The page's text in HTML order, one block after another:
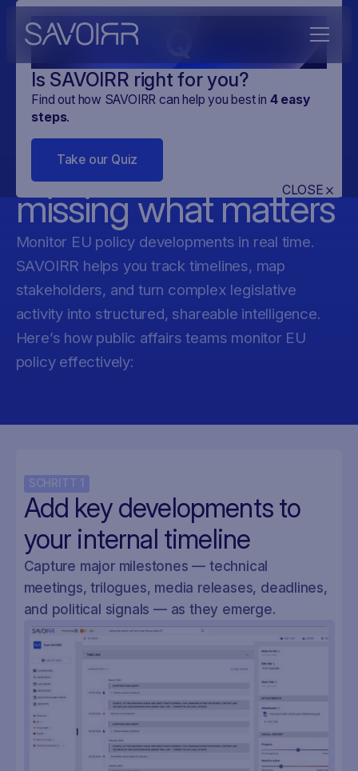
Is SAVOIRR right for you?
Find out how SAVOIRR can help you best in 4easy
steps.
Take our Quiz
CLOSE
Stay on top of EU
policy — without
missing what matters
Monitor EU policy developments in real time.
SAVOIRR helps you track timelines, map
stakeholders, and turn complex legislative
activity into structured, shareable intelligence.
Here’s how public affairs teams monitor EU
policy effectively:
SCHRITT 1
Add key developments to
your internal timeline
Capture major milestones — technical
meetings, trilogues, media releases, deadlines,
and political signals — as they emerge.